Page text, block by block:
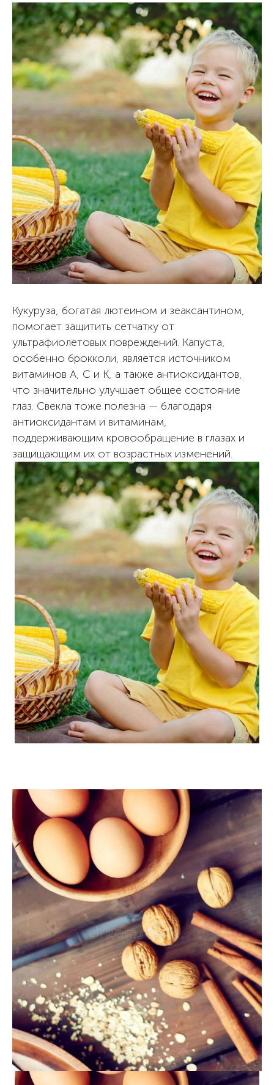
Кукуруза, богатая лютеином и зеаксантином,
помогает защитить сетчатку от
ультрафиолетовых повреждений. Капуста,
особенно брокколи, является источником
витаминов А, С и К, а также антиоксидантов,
что значительно улучшает общее состояние
глаз. Свекла тоже полезна — благодаря
антиоксидантам и витаминам,
поддерживающим кровообращение в глазах и
защищающим их от возрастных изменений.